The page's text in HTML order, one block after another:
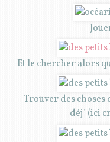
Et le chercher alors
Trouver des choses
déj’ (ici